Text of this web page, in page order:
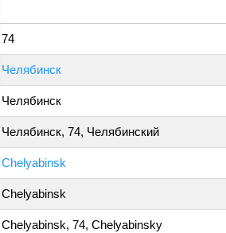
74
Челябинск
Челябинск
Челябинск, 74, Челябинский
Chelyabinsk
Chelyabinsk
Chelyabinsk, 74, Chelyabinsky